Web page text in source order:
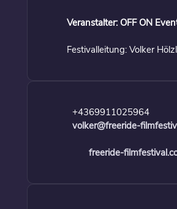
Veranstalter: OFF ON
Festivalleitung: Volker Hölzl
+4369911025964
volker@freeride-
freeride-